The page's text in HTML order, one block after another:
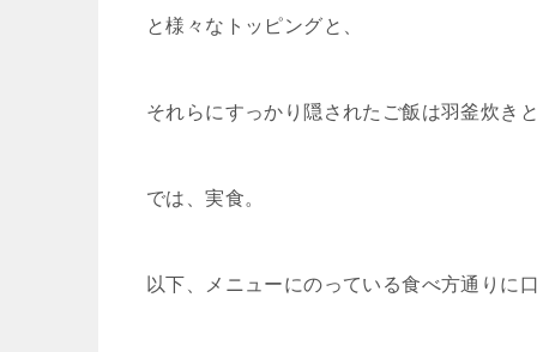
と様々なトッピングと、
それらにすっかり隠されたご飯は羽釜炊きと
では、実食。
以下、メニューにのっている食べ方通りに口